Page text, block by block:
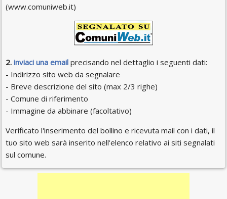
(www.comuniweb.it)
2. inviaci una emailprecisando nel dettaglio i seguenti dati:
- Indirizzo sito web da segnalare
- Breve descrizione del sito (max 2/3 righe)
- Comune di riferimento
- Immagine da abbinare (facoltativo)
Verificato l'inserimento del bollino e ricevuta mail con i dati, il
tuo sito web sarà inserito nell'elenco relativo ai siti segnalati
sul comune.